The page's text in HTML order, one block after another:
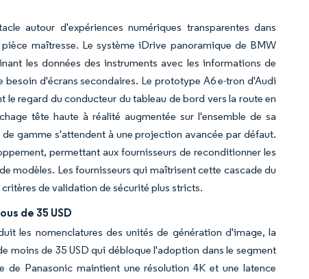
autour d'expériences numériques transparentes dans
maîtresse. Le système iDrive panoramique de BMW
les données des instruments avec les informations de
d'écrans secondaires. Le prototype A6 e-tron d'Audi
le regard du conducteur du tableau de bord vers la route en
tête haute à réalité augmentée sur l'ensemble de sa
gamme s'attendent à une projection avancée par défaut.
permettant aux fournisseurs de reconditionner les
modèles. Les fournisseurs qui maîtrisent cette cascade du
de validation de sécurité plus stricts.
de 35 USD
les nomenclatures des unités de génération d'image, la
moins de 35 USD qui débloque l'adoption dans le segment
Panasonic maintient une résolution 4K et une latence